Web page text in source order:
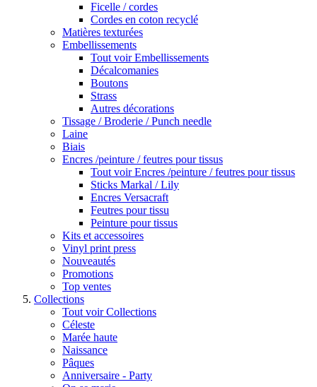
Ficelle / cordes
Cordes en coton recyclé
Matières texturées
Embellissements
Tout voir Embellissements
Décalcomanies
Boutons
Strass
Autres décorations
Tissage / Broderie / Punch needle
Laine
Biais
Encres /peinture / feutres pour tissus
Tout voir Encres /peinture / feutres pour tissus
Sticks Markal / Lily
Encres Versacraft
Feutres pour tissu
Peinture pour tissus
Kits et accessoires
Vinyl print press
Nouveautés
Promotions
Top ventes
Collections
Tout voir Collections
Céleste
Marée haute
Naissance
Pâques
Anniversaire - Party